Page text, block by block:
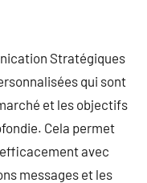
Stratégiques
qui sont
et les objectifs
Cela permet
avec
messages et les